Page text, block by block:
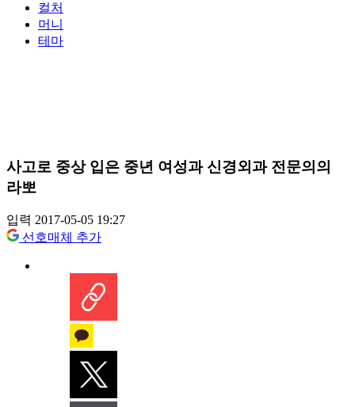
컬처
머니
테마
사고로 중상 입은 중년 여성과 신경외과 전문의의
라뽀
입력 2017-05-05 19:27
선호매체 추가